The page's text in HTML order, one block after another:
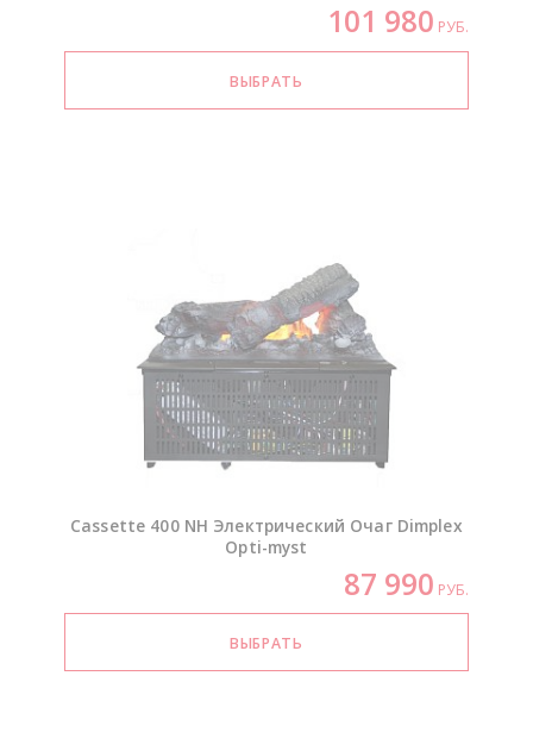
101 980 РУБ.
Cassette 400 NH Электрический Очаг Dimplex
Opti-myst
87 990 РУБ.